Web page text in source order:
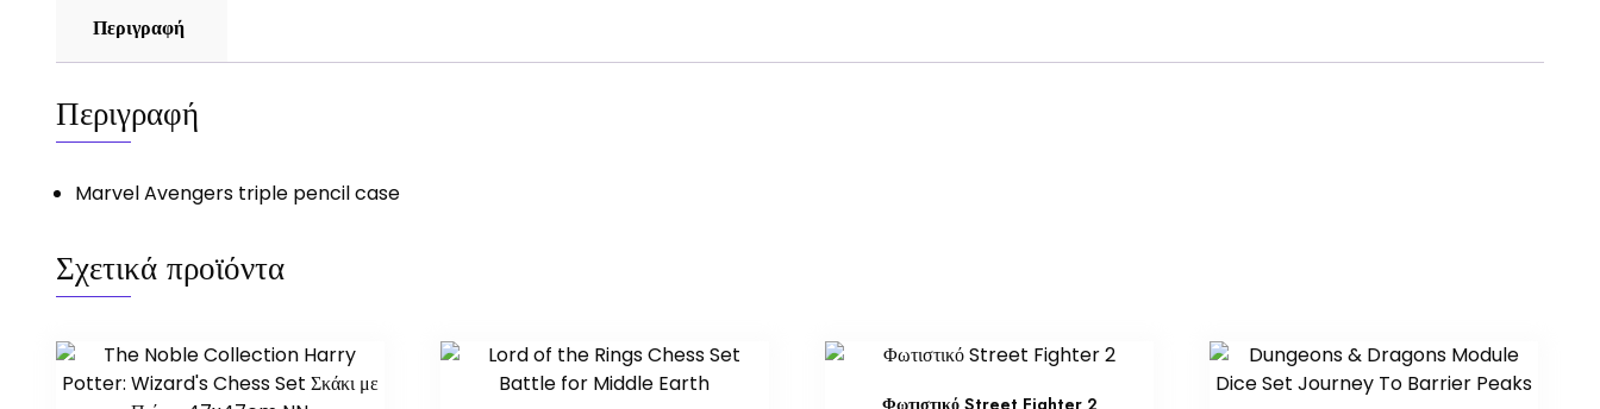
Περιγραφή
Περιγραφή
Marvel Avengers triple pencil case
Σχετικά προϊόντα